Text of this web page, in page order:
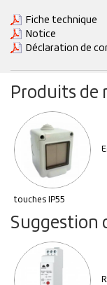
Fiche technique
Notice
Déclaration de
Produits de
touches IP55
Suggestion